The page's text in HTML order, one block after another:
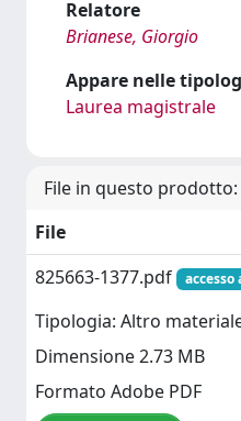
Relatore
Brianese, Giorgio
Appare nelle
Laurea magistrale
File in questo prodotto:
File
825663-1377.pdf
accesso
Tipologia: Altro
Dimensione 2.73 MB
Formato Adobe PDF